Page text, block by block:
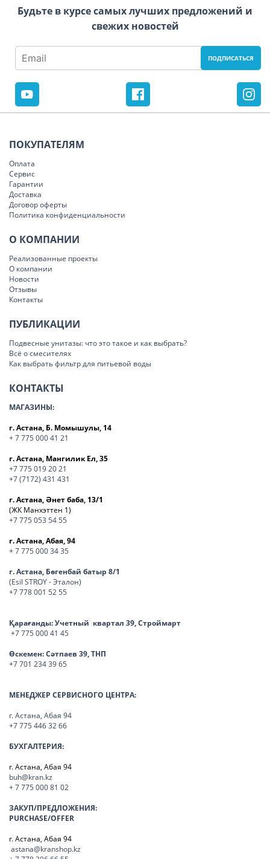
Будьте в курсе самых лучших предложений и
свежих новостей
ПОКУПАТЕЛЯМ
Оплата
Сервис
Гарантии
Доставка
Договор оферты
Политика конфиденциальности
О КОМПАНИИ
Реализованные проекты
О компании
Новости
Отзывы
Контакты
ПУБЛИКАЦИИ
Подвесные унитазы: что это такое и как выбрать?
Всё о смесителях
Как выбрать фильтр для питьевой воды
КОНТАКТЫ
МАГАЗИНЫ:
г. Астана, Б. Момышулы, 14
+ 7 775 000 41 21
г. Астана, Мангилик Ел, 35
+7 775 019 20 21
+7 (7172) 431 431
г. Астана, Әнет баба, 13/1
(ЖК Манхэттен 1)
+7 775 053 54 55
г. Астана, Абая, 94
+ 7 775 000 34 35
г. Астана, Бөгенбай батыр 8/1
(Esil STROY - Эталон)
+7 778 001 52 55
Қарағанды:Учетный квартал 39, Строймарт
+7 775 000 41 45
Өскемен:Сәтпаев 39, ТНП
+7 701 234 39 65
МЕНЕДЖЕР СЕРВИСНОГО ЦЕНТРА:
г. Астана, Абая 94
+7 775 446 32 66
БУХГАЛТЕРИЯ:
г. Астана, Абая 94
buh@kran.kz
+ 7 775 000 81 02
ЗАКУП/ПРЕДЛОЖЕНИЯ:
PURCHASE/OFFER
г. Астана, Абая 94
astana@kranshop.kz